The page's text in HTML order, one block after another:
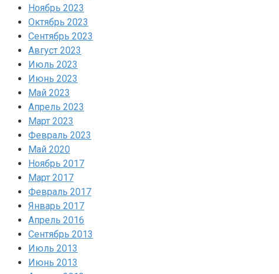
Ноябрь 2023
Октябрь 2023
Сентябрь 2023
Август 2023
Июль 2023
Июнь 2023
Май 2023
Апрель 2023
Март 2023
Февраль 2023
Май 2020
Ноябрь 2017
Март 2017
Февраль 2017
Январь 2017
Апрель 2016
Сентябрь 2013
Июль 2013
Июнь 2013